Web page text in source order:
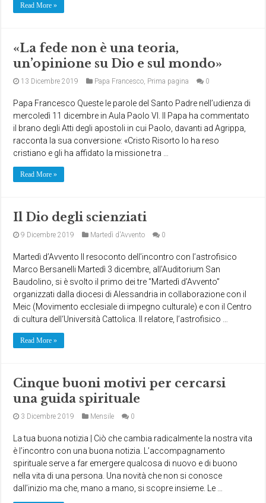
Read More »
«La fede non è una teoria,
un’opinione su Dio e sul mondo»
13 Dicembre 2019 Papa Francesco, Prima pagina 0
Papa Francesco Queste le parole del Santo Padre nell’udienza di
mercoledì 11 dicembre in Aula Paolo VI. Il Papa ha commentato
il brano degli Atti degli apostoli in cui Paolo, davanti ad Agrippa,
racconta la sua conversione: «Cristo Risorto lo ha reso
cristiano e gli ha affidato la missione tra …
Read More »
Il Dio degli scienziati
9 Dicembre 2019 Martedì d'Avvento 0
Martedì d’Avvento Il resoconto dell’incontro con l’astrofisico
Marco Bersanelli Martedì 3 dicembre, all’Auditorium San
Baudolino, si è svolto il primo dei tre “Martedì d’Avvento”
organizzati dalla diocesi di Alessandria in collaborazione con il
Meic (Movimento ecclesiale di impegno culturale) e con il Centro
di cultura dell‘Università Cattolica. Il relatore, l’astrofisico …
Read More »
Cinque buoni motivi per cercarsi
una guida spirituale
3 Dicembre 2019 Mensile 0
La tua buona notizia | Ciò che cambia radicalmente la nostra vita
è l’incontro con una buona notizia. L’accompagnamento
spirituale serve a far emergere qualcosa di nuovo e di buono
nella vita di una persona. Una novità che non si conosce
dall’inizio ma che, mano a mano, si scopre insieme. Le …